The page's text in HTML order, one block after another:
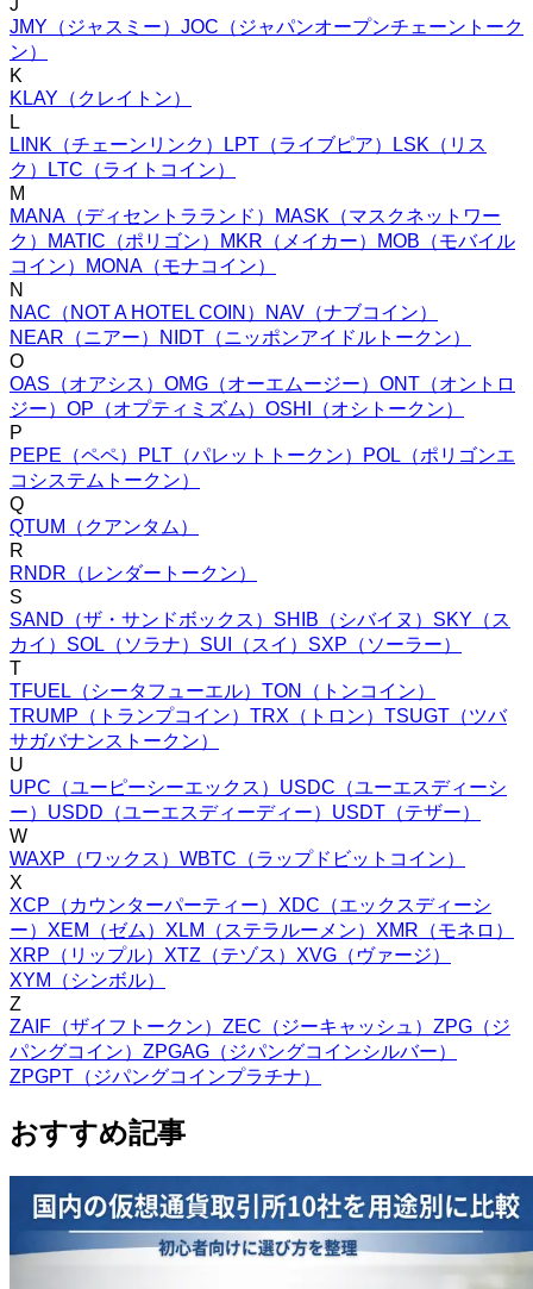
J
JMY （ ジャスミー） JOC （ ジャパンオープンチェーントーク
ン）
K
KLAY （ クレイトン）
L
LINK （チェーンリンク ） LPT （ライブピア） LSK （ リス
ク ） LTC （ライトコイン）
M
MANA （ディセントラランド ） MASK （マスクネットワー
ク ） MATIC （ポリゴン） MKR （ メイカー） MOB （モバイル
コイン） MONA （モナコイン）
N
NAC （ NOT A HOTEL COIN ） NAV （ナブコイン）
NEAR （ニアー） NIDT （ニッポンアイドルトークン）
O
OAS （オアシス ） OMG （オーエムージー） ONT （オントロ
ジー） OP （オプティミズム ） OSHI （オシトークン）
P
PEPE （ペペ） PLT （パレットトークン） POL （ポリゴンエ
コシステムトークン）
Q
QTUM
（ クアンタム ）
R
RNDR （ レンダートークン）
S
SAND （ザ・サンドボックス ） SHIB （ シバイヌ ） SKY （ ス
カイ ） SOL （ ソラナ） SUI （ スイ ） SXP （ ソーラー）
T
TFUEL （ シータフューエル） TON （ トンコイン）
TRUMP （ トランプコイン） TRX （ トロン） TSUGT （ツバ
サガバナンストークン）
U
UPC （ユーピーシーエックス ） USDC （ユーエスディーシ
ー） USDD （ユーエスディーディー） USDT （テザー）
W
WAXP （ ワックス ） WBTC （ラップドビットコイン）
X
XCP （ カウンターパーティー） XDC （エックスディーシ
ー） XEM （ゼム ） XLM （ ステラルーメン） XMR （モネロ ）
XRP （ リップル） XTZ （テゾス ） XVG （ ヴァージ）
XYM
（ シンボル）
Z
ZAIF （ザイフトークン） ZEC （ ジーキャッシュ ） ZPG （ ジ
パングコイン） ZPGAG （ ジパングコインシルバー）
ZPGPT （ ジパングコインプラチナ）
おすすめ記事